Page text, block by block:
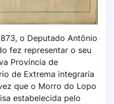
o Deputado Antônio
fez representar o seu
Província de
de Extrema integraria
que o Morro do Lopo
estabelecida pelo